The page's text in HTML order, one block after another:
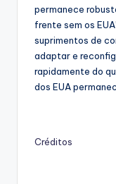
permanece
frente sem os
suprimentos de
adaptar e
rapidamente do
dos EUA
Créditos